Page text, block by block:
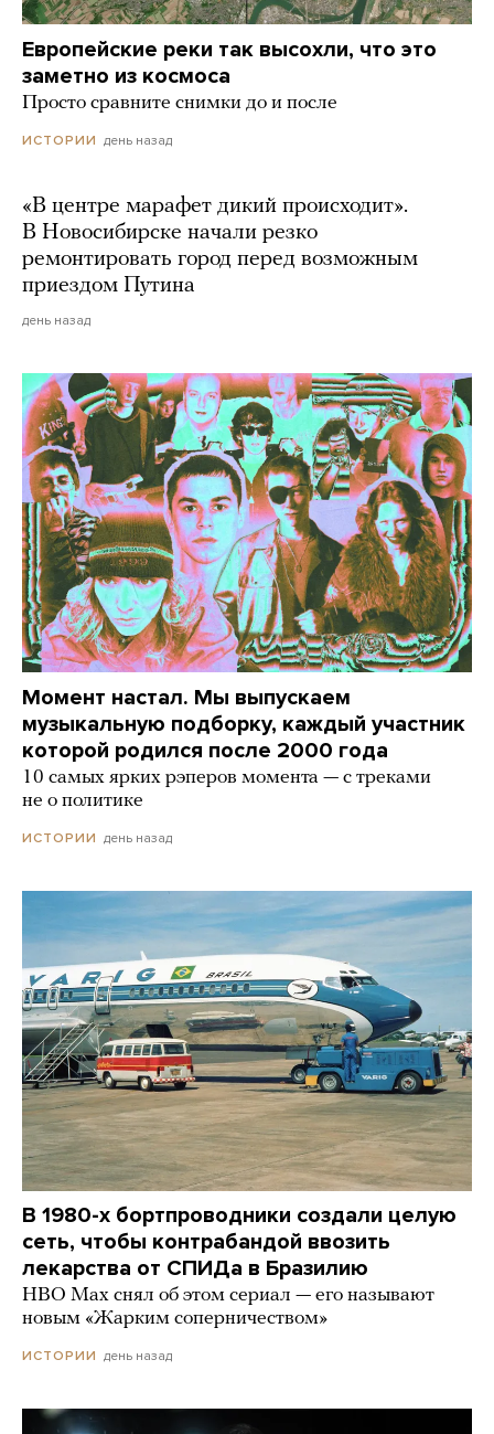
Европейские реки так высохли, что это
заметно из космоса
Просто сравните снимки до и после
ИСТОРИИ день назад
«В центре марафет дикий происходит».
В Новосибирске начали резко
ремонтировать город перед возможным
приездом Путина
день назад
Момент настал. Мы выпускаем
музыкальную подборку, каждый участник
которой родился после 2000 года
10 самых ярких рэперов момента — с треками
не о политике
ИСТОРИИ день назад
В 1980-х бортпроводники создали целую
сеть, чтобы контрабандой ввозить
лекарства от СПИДа в Бразилию
HBO Max снял об этом сериал — его называют
новым «Жарким соперничеством»
ИСТОРИИ день назад